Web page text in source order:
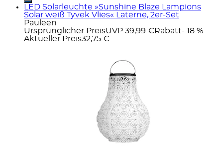
LED Solarleuchte »Sunshine Blaze Lampions
Solar weiß Tyvek Vlies« Laterne, 2er-Set
Pauleen
Ursprünglicher PreisUVP 39,99 € Rabatt- 18 %
Aktueller Preis32,75 €